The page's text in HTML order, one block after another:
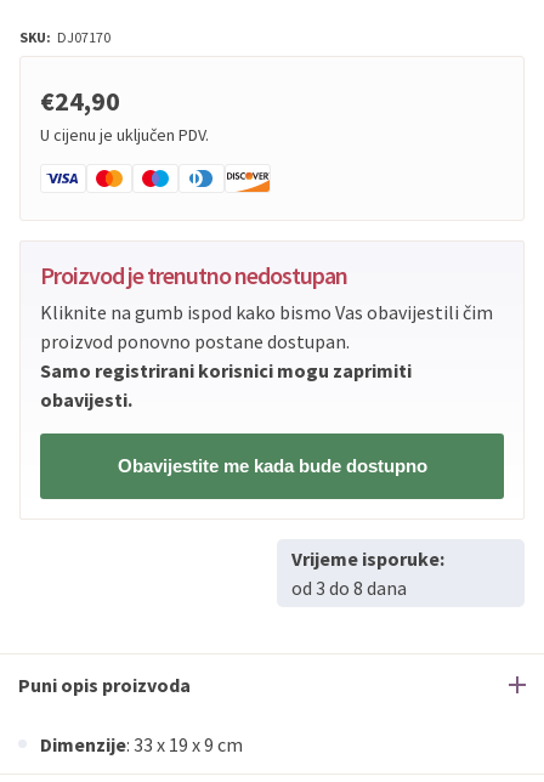
SKU: DJ07170
€24,90
U cijenu je uključen PDV.
Proizvod je trenutno nedostupan
Kliknite na gumb ispod kako bismo Vas obavijestili čim
proizvod ponovno postane dostupan.
Samo registrirani korisnici mogu zaprimiti
obavijesti.
Obavijestite me kada bude dostupno
Vrijeme isporuke:
od 3 do 8 dana
Puni opis proizvoda
Dimenzije: 33 x 19 x 9 cm